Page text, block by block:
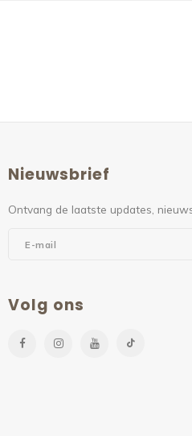
Nieuwsbrief
Ontvang de laatste updates,
Volg ons